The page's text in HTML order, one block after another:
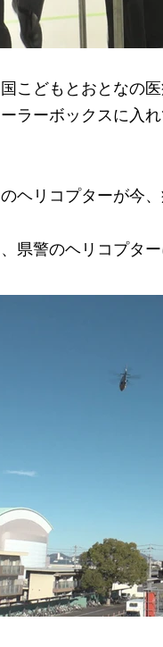
こどもとおとなの
ラーボックスに入
ヘリコプターが今
県警のヘリコプター